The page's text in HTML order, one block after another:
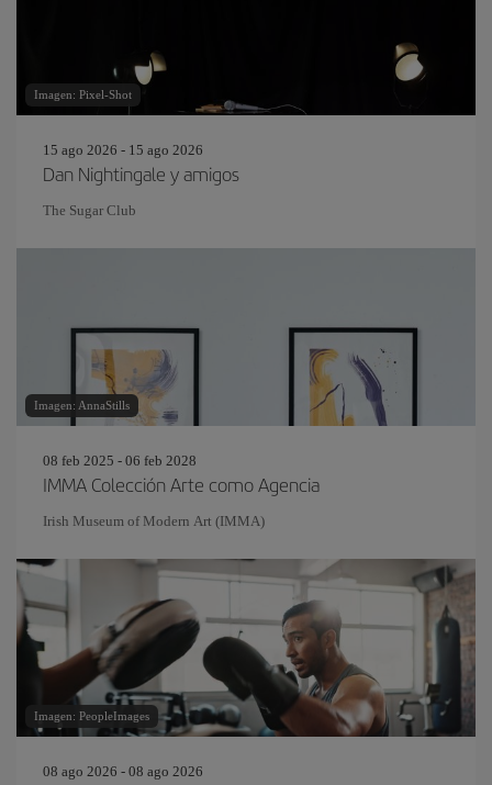
Imagen: Pixel-Shot
15 ago 2026 - 15 ago 2026
Dan Nightingale y amigos
The Sugar Club
Imagen: AnnaStills
08 feb 2025 - 06 feb 2028
IMMA Colección Arte como Agencia
Irish Museum of Modern Art (IMMA)
Imagen: PeopleImages
08 ago 2026 - 08 ago 2026